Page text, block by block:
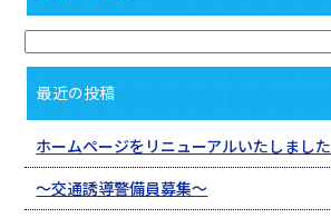
最近の投稿
ホームページをリニューアルいたしました
〜交通誘導警備員募集〜